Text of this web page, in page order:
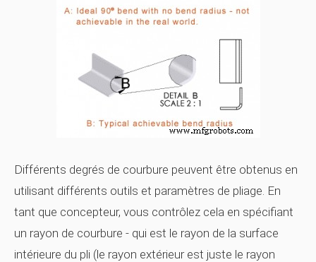
Différents degrés de courbure peuvent être obtenus en
utilisant différents outils et paramètres de pliage. En
tant que concepteur, vous contrôlez cela en spécifiant
un rayon de courbure - qui est le rayon de la surface
intérieure du pli (le rayon extérieur est juste le rayon